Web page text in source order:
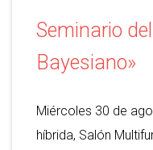
Seminario
Bayesiano»
Miércoles 30 de
híbrida, Salón